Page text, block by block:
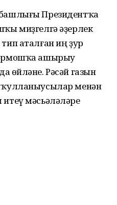
Президентҡа
миҙгелгә әҙерлек
аталған иң ҙур
ашырыу
һөйләне. Рәсәй газын
ҡулланыусылар менән
мәсьәләләре